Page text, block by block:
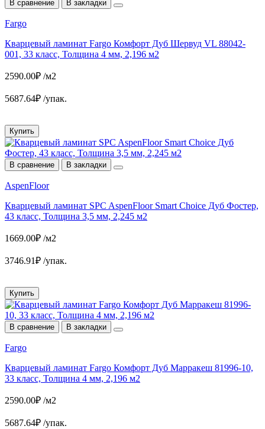
В сравнение В закладки
Fargo
Кварцевый ламинат Fargo Комфорт Дуб Шервуд VL 88042-
001, 33 класс, Толщина 4 мм, 2,196 м2
2590.00₽ /м2
5687.64₽ /упак.
Купить
В сравнение В закладки
AspenFloor
Кварцевый ламинат SPC AspenFloor Smart Choice Дуб Фостер,
43 класс, Толщина 3,5 мм, 2,245 м2
1669.00₽ /м2
3746.91₽ /упак.
Купить
В сравнение В закладки
Fargo
Кварцевый ламинат Fargo Комфорт Дуб Марракеш 81996-10,
33 класс, Толщина 4 мм, 2,196 м2
2590.00₽ /м2
5687.64₽ /упак.